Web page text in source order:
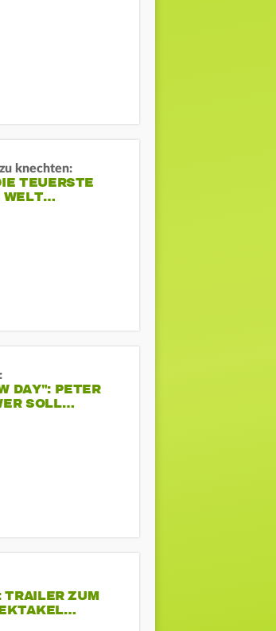
knechten:
TEUERSTE
WELT…
DAY": PETER
SOLL…
TRAILER ZUM